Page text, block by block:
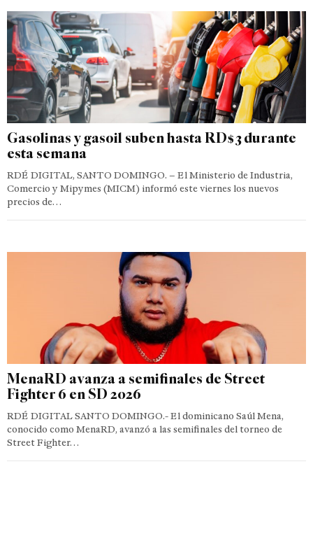
Gasolinas y gasoil suben hasta RD$3 durante
esta semana
RDÉ DIGITAL, SANTO DOMINGO. – El Ministerio de Industria,
Comercio y Mipymes (MICM) informó este viernes los nuevos
precios de…
MenaRD avanza a semifinales de Street
Fighter 6 en SD 2026
RDÉ DIGITAL SANTO DOMINGO.- El dominicano Saúl Mena,
conocido como MenaRD, avanzó a las semifinales del torneo de
Street Fighter…